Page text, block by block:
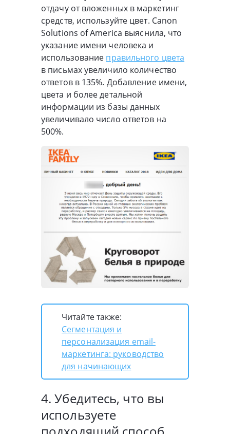
отдачу от вложенных в маркетинг
средств, используйте цвет. Canon
Solutions of America выяснила, что
указание имени человека и
использование правильного цвета
в письмах увеличило количество
ответов в 135%. Добавление имени,
цвета и более детальной
информации из базы данных
увеличивало число ответов на
500%.
Читайте также:
Сегментация и
персонализация email-
маркетинга: руководство
для начинающих
4. Убедитесь, что вы
используете